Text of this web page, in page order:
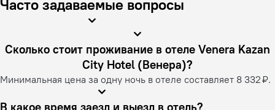
Часто задаваемые вопросы
Сколько стоит проживание в отеле Venera Kazan
City Hotel (Венера)?
Минимальная цена за одну ночь в отеле составляет 8 332 ₽.
В какое время заезд и выезд в отель?